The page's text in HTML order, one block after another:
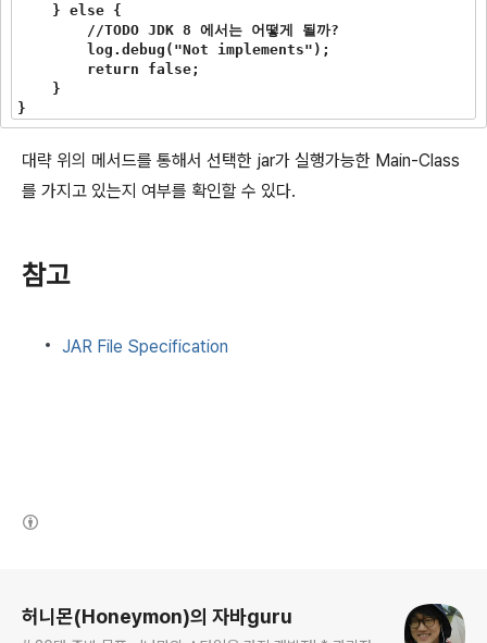
    } else {
        //TODO JDK 8 에서는 어떻게 될까?
        log.debug("Not implements");
        return false;
    }
대략 위의 메서드를 통해서 선택한 jar가 실행가능한 Main-Class
를 가지고 있는지 여부를 확인할 수 있다.
참고
JAR File Specification
허니몬(Honeymon)의 자바guru